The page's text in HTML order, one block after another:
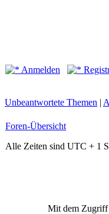
Anmelden
Unbeantwortete Themen |
Foren-Übersicht
Alle Zeiten sind UTC + 1
Mit dem Zugriff